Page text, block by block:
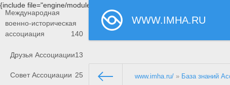
{include file="engine/modules/saperu/head.php"}
WWW.IMHA.RU
Международная
военно-историческая
ассоциация
140
Друзья Ассоциации13
Совет Ассоциации 25 www.imha.ru/ » База знаний